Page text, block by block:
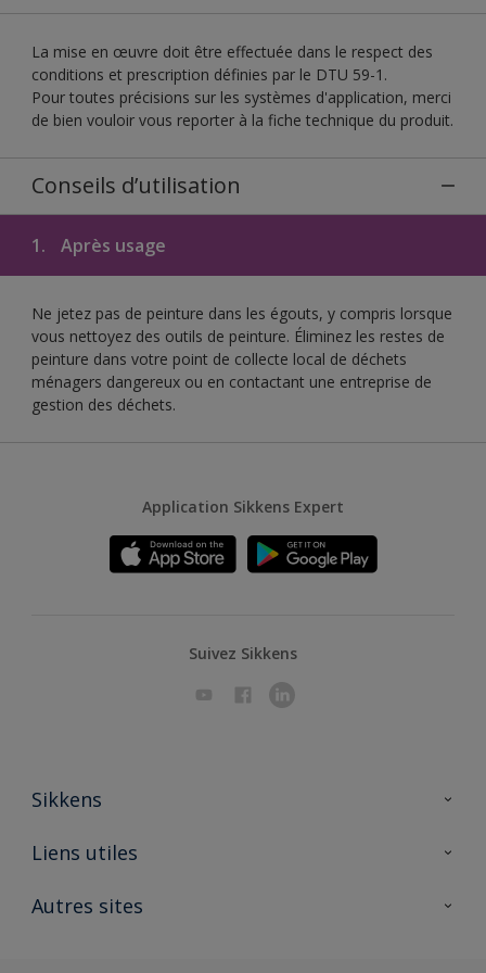
La mise en œuvre doit être effectuée dans le respect des
conditions et prescription définies par le DTU 59-1.
Pour toutes précisions sur les systèmes d'application, merci
de bien vouloir vous reporter à la fiche technique du produit.
Conseils d’utilisation
1. Après usage
Ne jetez pas de peinture dans les égouts, y compris lorsque
vous nettoyez des outils de peinture. Éliminez les restes de
peinture dans votre point de collecte local de déchets
ménagers dangereux ou en contactant une entreprise de
gestion des déchets.
Application Sikkens Expert
Suivez Sikkens
Sikkens
A propos de Sikkens
Liens utiles
Ouvrir un magasin PASS
Autres sites